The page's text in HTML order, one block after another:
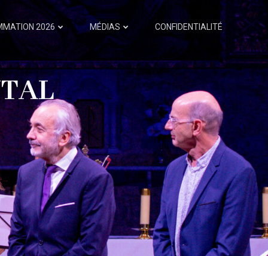
2026 MÉDIAS CONFIDENTIALITÉ